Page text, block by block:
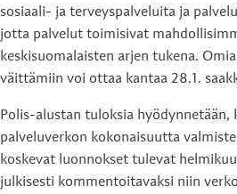
sosiaali- ja terveyspalveluita ja
jotta palvelut toimisivat
keskisuomalaisten arjen tukena.
väittämiin voi ottaa kantaa 28.1.
Polis-alustan tuloksia hyödynnetään,
palveluverkon kokonaisuutta
koskevat luonnokset tulevat
julkisesti kommentoitavaksi niin